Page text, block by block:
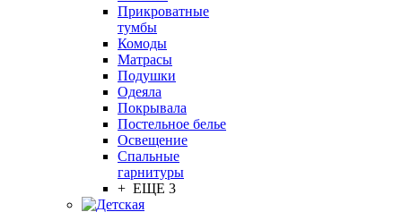
Прикроватные
тумбы
Комоды
Матрасы
Подушки
Одеяла
Покрывала
Постельное белье
Освещение
Спальные
гарнитуры
+ ЕЩЕ 3